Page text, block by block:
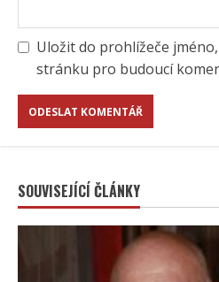
Uložit do prohlížeče
stránku pro budoucí
SOUVISEJÍCÍ ČLÁNKY